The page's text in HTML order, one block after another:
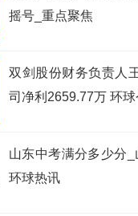
摇号_重点聚焦
双剑股份财务负责人
司净利2659.77万 环
山东中考满分多少分
环球热讯